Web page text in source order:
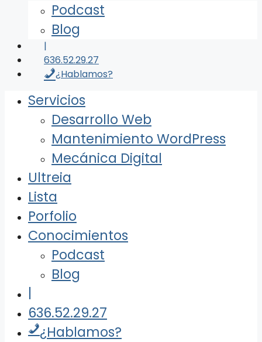
Podcast
Blog
|
636.52.29.27
¿Hablamos?
Servicios
Desarrollo Web
Mantenimiento WordPress
Mecánica Digital
Ultreia
Lista
Porfolio
Conocimientos
Podcast
Blog
|
636.52.29.27
¿Hablamos?